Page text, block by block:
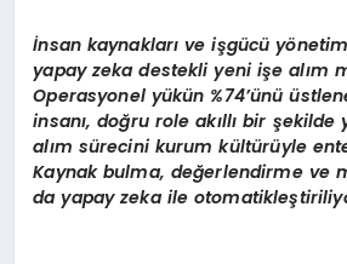
İnsan kaynaklarıve işgücüyö
yapay zeka destekli yeni işe alım
Operasyonel yükün %74’ünü ü
insanı, doğru role akıllıbir şekilde
alım sürecini kurum kültürüyle
Kaynak bulma, değerlendirme ve
da yapay zeka ile otomatikleş